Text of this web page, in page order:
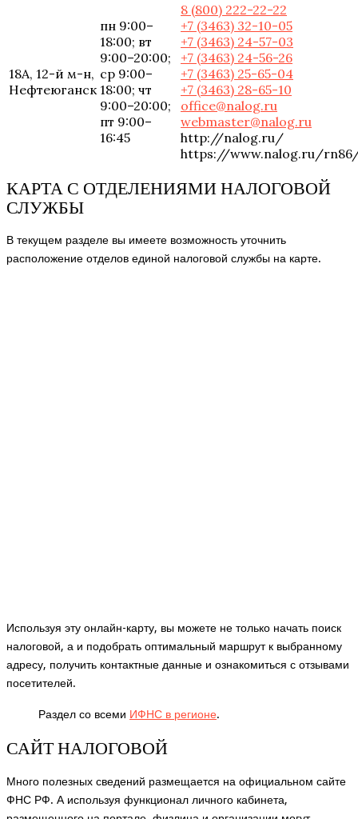
18А, 12-й м-н,
Нефтеюганск
пн 9:00–
18:00; вт
9:00–20:00;
ср 9:00–
18:00; чт
9:00–20:00;
пт 9:00–
16:45
8 (800) 222-22-22
+7 (3463) 32-10-05
+7 (3463) 24-57-03
+7 (3463) 24-56-26
+7 (3463) 25-65-04
+7 (3463) 28-65-10
office@nalog.ru
webmaster@nalog.ru
http://nalog.ru/
https://www.nalog.ru/
КАРТА С ОТДЕЛЕНИЯМИ НАЛОГОВОЙ
СЛУЖБЫ
В текущем разделе вы имеете возможность уточнить
расположение отделов единой налоговой службы на карте.
Используя эту онлайн-карту, вы можете не только начать поиск
налоговой, а и подобрать оптимальный маршрут к выбранному
адресу, получить контактные данные и ознакомиться с отзывами
посетителей.
Раздел со всеми ИФНС в регионе.
САЙТ НАЛОГОВОЙ
Много полезных сведений размещается на официальном сайте
ФНС РФ. А используя функционал личного кабинета,